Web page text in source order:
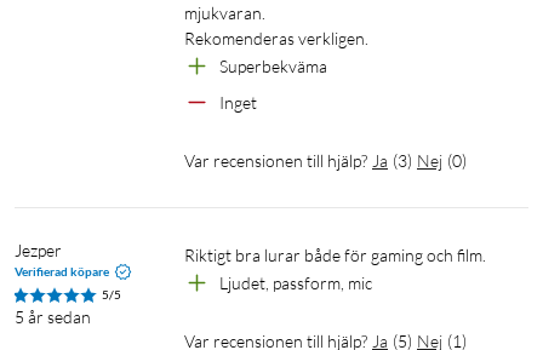
mjukvaran.
Rekomenderas verkligen.
Superbekväma
Inget
Var recensionen till hjälp? Ja (3) Nej (0)
Jezper
Verifierad köpare
5/5
5 år sedan
Riktigt bra lurar både för gaming och film.
Ljudet, passform, mic
Var recensionen till hjälp? Ja (5) Nej (1)